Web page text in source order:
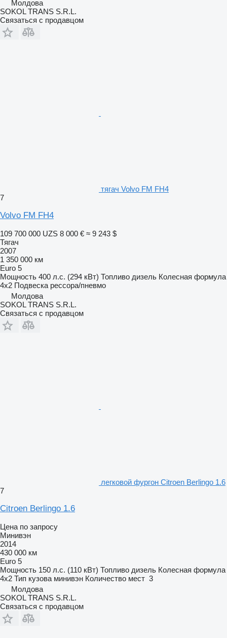
Молдова
SOKOL TRANS S.R.L.
Связаться с продавцом
тягач Volvo FM FH4
7
Volvo FM FH4
109 700 000 UZS 8 000 € ≈ 9 243 $
Тягач
2007
1 350 000 км
Euro 5
Мощность 400 л.с. (294 кВт) Топливо дизель Колесная формула
4x2 Подвеска рессора/пневмо
Молдова
SOKOL TRANS S.R.L.
Связаться с продавцом
легковой фургон Citroen Berlingo 1.6
7
Citroen Berlingo 1.6
Цена по запросу
Минивэн
2014
430 000 км
Euro 5
Мощность 150 л.с. (110 кВт) Топливо дизель Колесная формула
4x2 Тип кузова минивэн Количество мест 3
Молдова
SOKOL TRANS S.R.L.
Связаться с продавцом